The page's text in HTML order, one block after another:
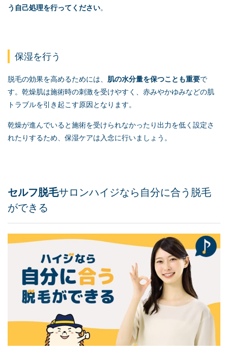
う自己処理を行ってください。
保湿を行う
脱毛の効果を高めるためには、 肌の水分量を保つことも重要で
す。乾燥肌は施術時の刺激を受けやすく、赤みやかゆみなどの肌
トラブルを引き起こす原因となります。
乾燥が進んでいると施術を受けられなかったり出力を低く設定さ
れたりするため、保湿ケアは入念に行いましょう。
セルフ脱毛サロンハイジなら自分に合う脱毛
ができる